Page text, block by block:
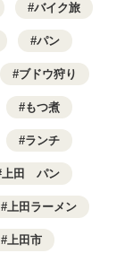
バイク旅
パン
ブドウ狩り
もつ煮
ランチ
上田 パン
上田ラーメン
上田市